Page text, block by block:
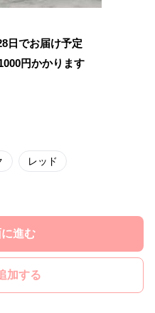
日でお届け予定
円かかります
レッド
進む
加する